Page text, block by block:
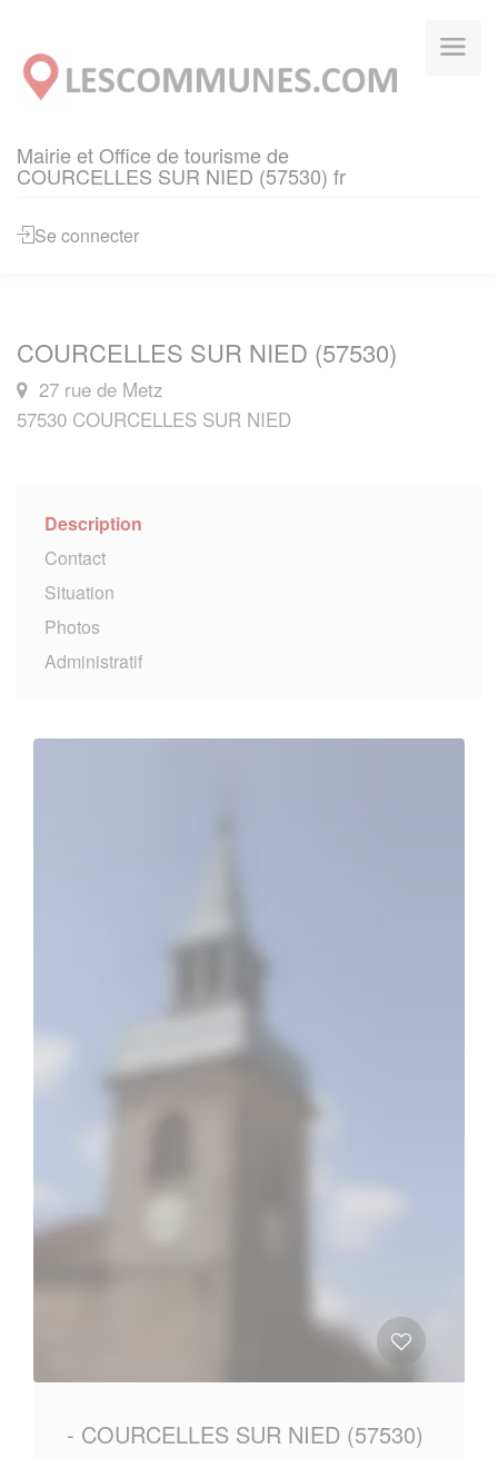
Mairie et Office de tourisme de
COURCELLES SUR NIED (57530) fr
Se connecter
COURCELLES SUR NIED (57530)
27 rue de Metz
57530 COURCELLES SUR NIED
Description
Contact
Situation
Photos
Administratif
- COURCELLES SUR NIED (57530)